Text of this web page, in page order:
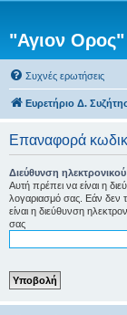
"Αγιον
Συχνές ερωτήσεις
Ευρετήριο Δ.
Επαναφορά
Διεύθυνση
Αυτή πρέπει να είναι η
λογαριασμό σας. Εάν δεν
είναι η διεύθυνση
σας